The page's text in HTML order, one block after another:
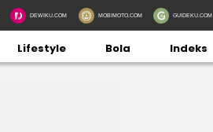
DEWIKU.COM MOBIMOTO.COM GUIDEKU.COM
Lifestyle Bola Indeks